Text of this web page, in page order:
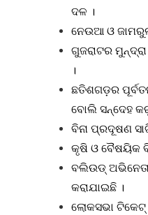
ଦଳ ।
ନେଉଆ ଓ
ଗୁଜରାଟର
।
ଛତିଶଗଡ଼ର
ବୋଲି ସନ୍ଦେହ
ବିନା ପ୍ରଦୂଷଣ
କୃଷି ଓ ବୈଷୟିକ
ବଲିଉଡ୍
କରାଯାଇଛି ।
ଲୋକସଭା